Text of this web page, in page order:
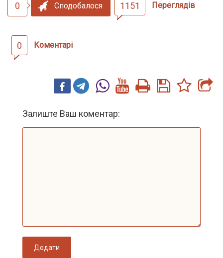
0 Сподобалося 1151 Переглядів
0 Коментарі
Залиште Ваш коментар:
Додати